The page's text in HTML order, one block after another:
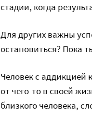
стадии, когда
Для других важны
остановиться? Пока
Человек с аддикцией
от чего-то в своей
близкого человека,